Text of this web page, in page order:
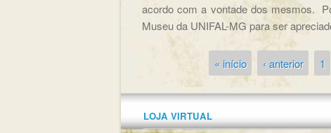
acordo com a vontade dos mesmos.
Museu da UNIFAL-MG para ser
« início ‹ anterior 1
LOJA VIRTUAL